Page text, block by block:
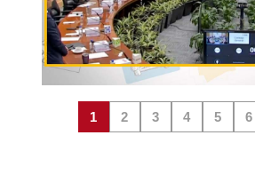
1 2 3 4 5 6